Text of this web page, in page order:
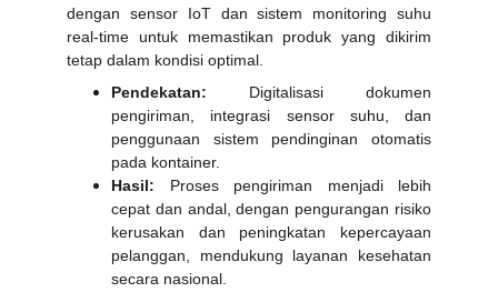
dengan sensor IoT dan sistem monitoring suhu
real-time untuk memastikan produk yang dikirim
tetap dalam kondisi optimal.
Pendekatan: Digitalisasi dokumen
pengiriman, integrasi sensor suhu, dan
penggunaan sistem pendinginan otomatis
pada kontainer.
Hasil: Proses pengiriman menjadi lebih
cepat dan andal, dengan pengurangan risiko
kerusakan dan peningkatan kepercayaan
pelanggan, mendukung layanan kesehatan
secara nasional.